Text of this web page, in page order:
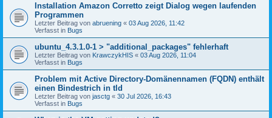
Installation Amazon Corretto zeigt Dialog wegen laufenden
Programmen
Letzter Beitrag von abruening « 03 Aug 2026, 11:42
Verfasst in Bugs
ubuntu_4.3.1.0-1 > "additional_packages" fehlerhaft
Letzter Beitrag von KrawczykHIS « 03 Aug 2026, 11:04
Verfasst in Bugs
Problem mit Active Directory-Domänennamen (FQDN) enthält
einen Bindestrich in tld
Letzter Beitrag von jasctg « 30 Jul 2026, 16:43
Verfasst in Bugs